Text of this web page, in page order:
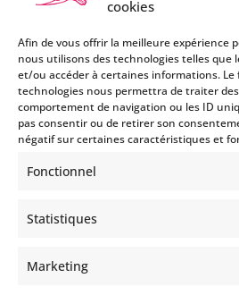
cookies
Afin de vous offrir la meilleure expérience
nous utilisons des technologies telles que
et/ou accéder à certaines informations. Le
technologies nous permettra de traiter
comportement de navigation ou les ID
pas consentir ou de retirer son
négatif sur certaines caractéristiques et
Fonctionnel
Statistiques
Marketing
Si vous souhaitez
des nouveautés et
que nous
abonnez-vous à
de nos MMS.
En savoir plus